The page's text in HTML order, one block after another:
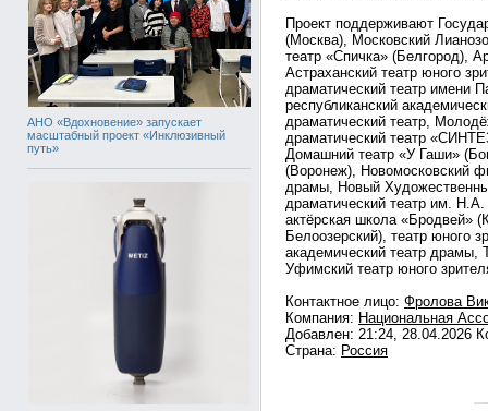
АНО «Вдохновение» запускает
масштабный проект «Инклюзивный
путь»
Проект поддерживают
(Москва), Московский
театр «Спичка» (Белгород),
Астраханский театр юного
драматический театр имени
республиканский
драматический театр,
драматический театр
Домашний театр «У Гаши»
(Воронеж), Новомосковский
драмы, Новый
драматический театр им.
актёрская школа «Бродвей»
Белоозерский), театр юного
академический театр драмы,
Уфимский театр юного
Контактное лицо: Фролова
Компания: Национальная
Добавлен: 21:24, 28.04.2026
Страна: Россия